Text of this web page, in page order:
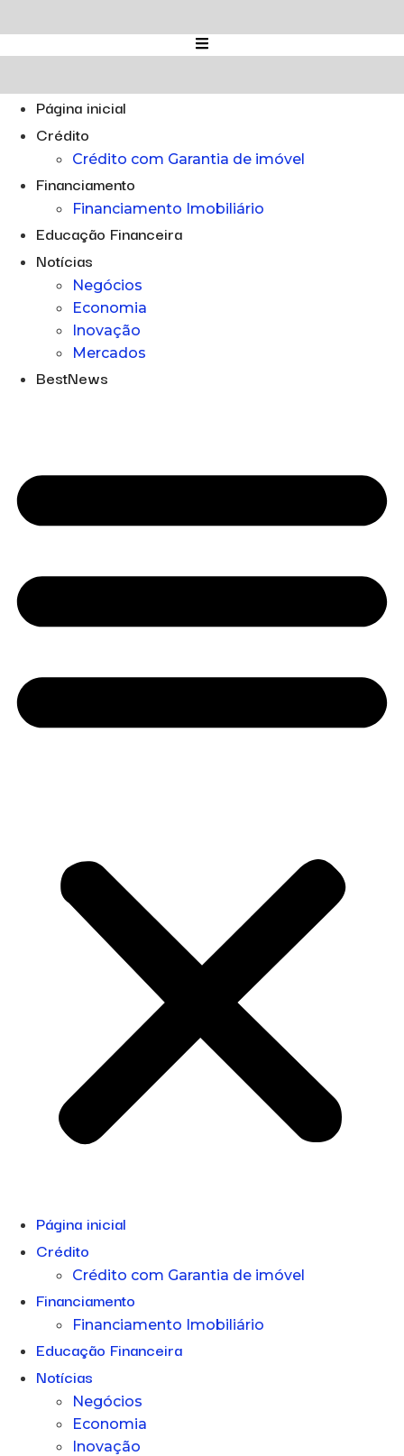
para
o
Página inicial
Crédito
Crédito com Garantia de imóvel
Financiamento
Financiamento Imobiliário
Educação Financeira
Notícias
Negócios
Economia
Inovação
Mercados
BestNews
Página inicial
Crédito
Crédito com Garantia de imóvel
Financiamento
Financiamento Imobiliário
Educação Financeira
Notícias
Negócios
Economia
Inovação